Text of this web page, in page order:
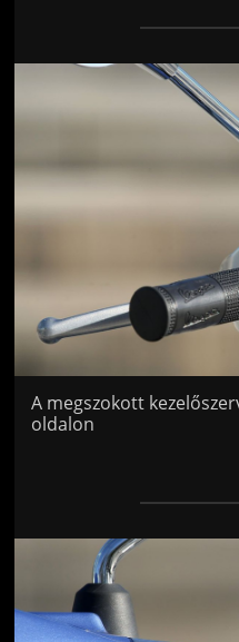
Jön
A megszokott
oldalon